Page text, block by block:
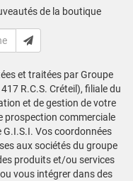
de la boutique
et traitées par Groupe
R.C.S. Créteil), filiale du
et de gestion de votre
prospection commerciale
Vos coordonnées
aux sociétés du groupe
produits et/ou services
vous intégrer dans des